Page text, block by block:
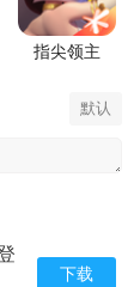
指尖领主
默认
下载